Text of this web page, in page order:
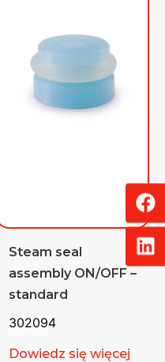
Steam seal
assembly ON/OFF –
standard
302094
Dowiedz się więcej